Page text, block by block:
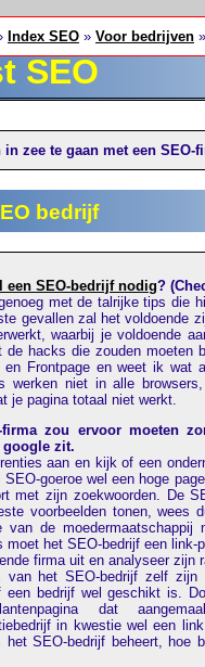
Index SEO » Voor bedrijven
SEO
in zee te gaan met een
bedrijf
een SEO-bedrijf nodig?
met de talrijke tips die
gevallen zal het voldoende
waarbij je voldoende
de hacks die zouden moeten
Frontpage en weet ik wat
werken niet in alle
je pagina totaal niet werkt.
firma zou ervoor moeten
google zit.
aan en kijk of een
SEO-goeroe wel een hoge
met zijn zoekwoorden. De
voorbeelden tonen, wees
de moedermaatschappij
moet het SEO-bedrijf een link-
firma uit en analyseer zijn
van het SEO-bedrijf zelf zijn
een bedrijf wel geschikt is.
dat
in kwestie wel een
het SEO-bedrijf beheert, hoe